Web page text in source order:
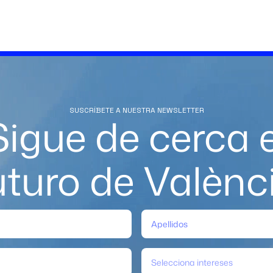
SUSCRÍBETE A NUESTRA NEWSLETTER
de cerca
de
Selecciona intereses